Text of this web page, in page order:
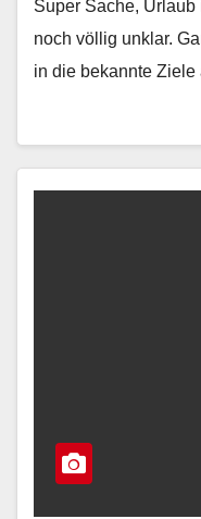
Super Sache,
noch völlig unklar.
in die bekannte